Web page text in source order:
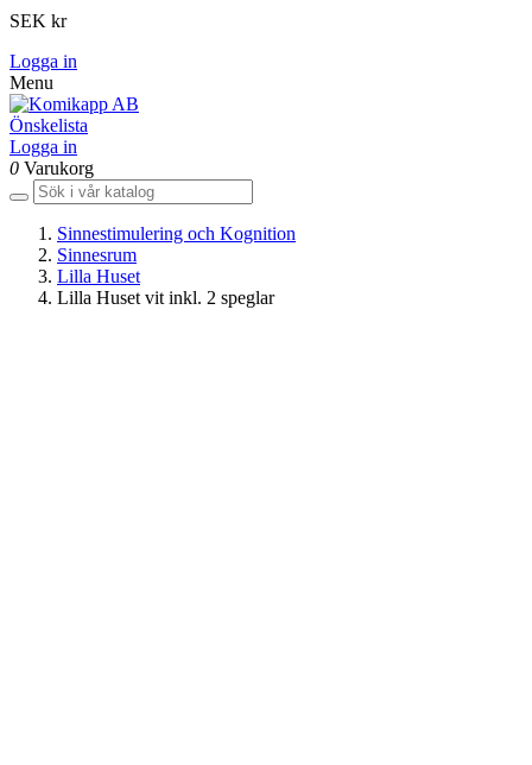
SEK kr
Logga in
Menu
Önskelista
Logga in
0 Varukorg
Sinnestimulering och Kognition
Sinnesrum
Lilla Huset
Lilla Huset vit inkl. 2 speglar